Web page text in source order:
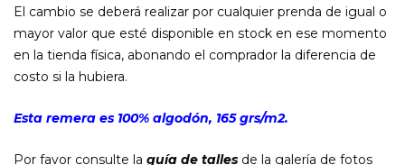
El cambio se deberá realizar por cualquier prenda de igual o
mayor valor que esté disponible en stock en ese momento
en la tienda física, abonando el comprador la diferencia de
costo si la hubiera.
Esta remera es 100% algodón, 165 grs/m2.
Por favor consulte la guía de talles de la galería de fotos